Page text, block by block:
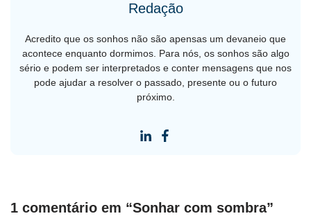
Redação
Acredito que os sonhos não são apensas um devaneio que
acontece enquanto dormimos. Para nós, os sonhos são algo
sério e podem ser interpretados e conter mensagens que nos
pode ajudar a resolver o passado, presente ou o futuro
próximo.
1 comentário em “Sonhar com sombra”